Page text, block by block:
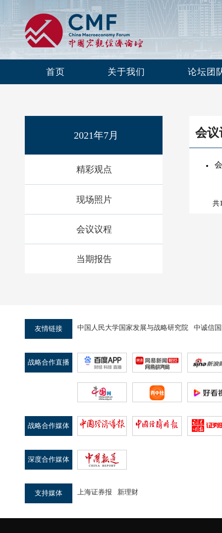
首页 关于我们 论坛团
2021年7月
精彩观点
现场照片
会议议程
当期报告
会议
共
友情链接 中国人民大学国家发展与战略研究院 中诚信
战略合作直播
战略合作媒体
深度合作媒体
支持媒体 上海证券报 新理财